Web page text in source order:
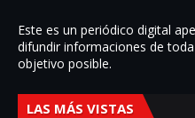
Este es un periódico digital
difundir informaciones de
objetivo posible.
LAS MÁS VISTAS